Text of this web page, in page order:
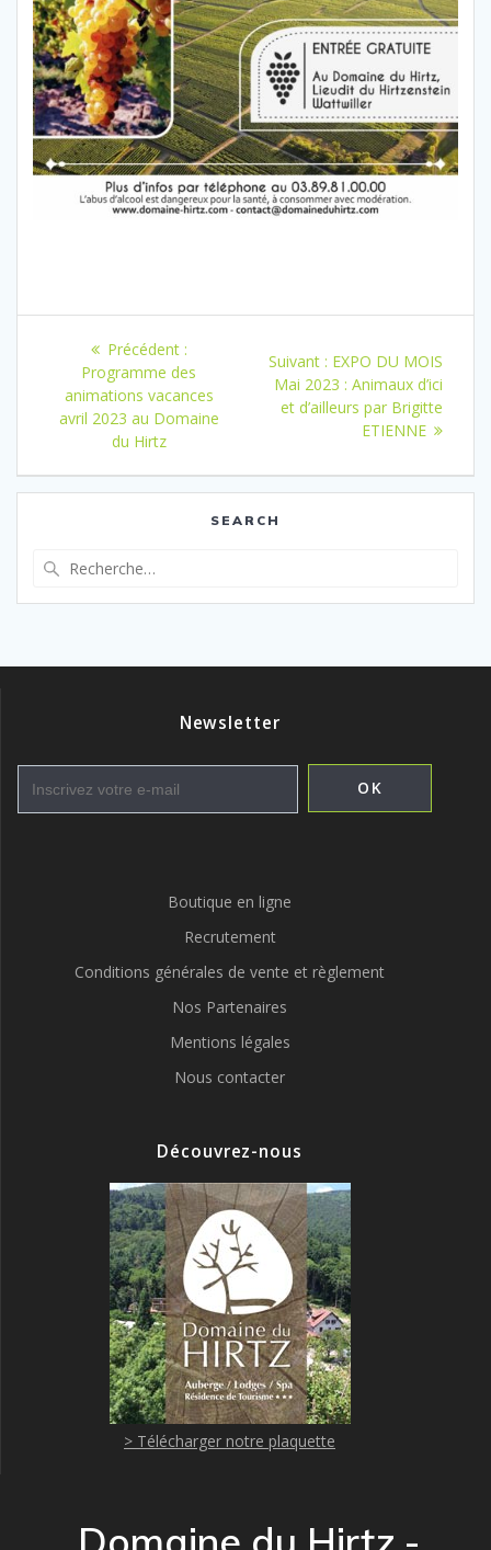
Navigation
l’article
Précédent :Article
précédent
:
Programme des
animations vacances
avril 2023 au Domaine
du Hirtz
Suivant : Article
suivant
:
EXPO DU MOIS
Mai 2023 : Animaux d’ici
et d’ailleurs par Brigitte
ETIENNE
SEARCH
:
Newsletter
Boutique en ligne
Recrutement
Conditions générales de vente et règlement
Nos Partenaires
Mentions légales
Nous contacter
Découvrez-nous
> Télécharger notre plaquette